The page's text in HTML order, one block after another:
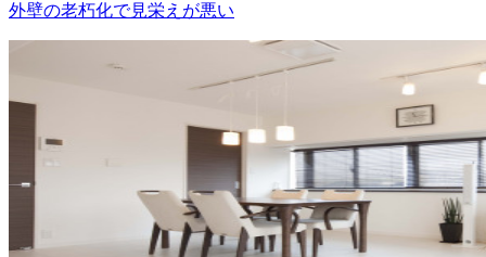
外壁の老朽化で見栄えが悪い